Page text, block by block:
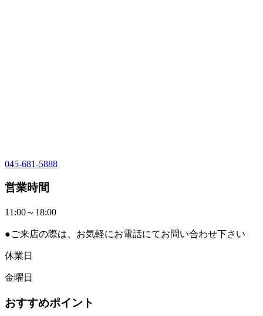
045-681-5888
営業時間
11:00～18:00
●ご来店の際は、お気軽にお電話にてお問い合わせ下さい
休業日
金曜日
おすすめポイント